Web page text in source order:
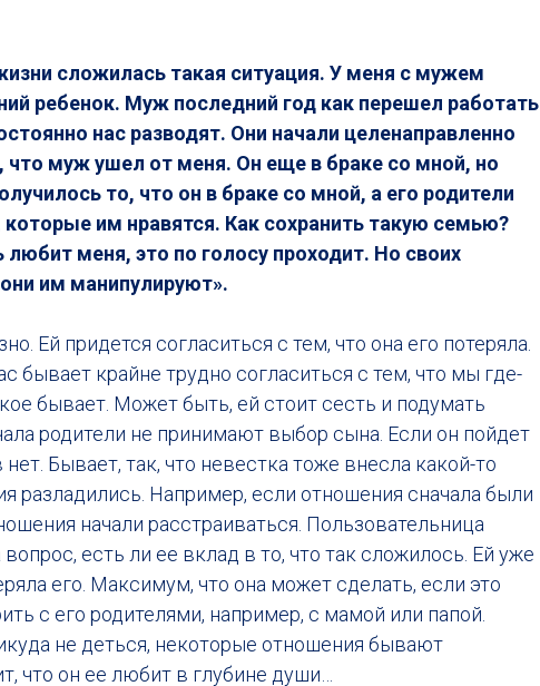
сложилась такая ситуация. У меня с мужем
ребенок. Муж последний год как перешел работать
нас разводят. Они начали целенаправленно
что муж ушел от меня. Он еще в браке со мной, но
то, что он в браке со мной, а его родители
им нравятся. Как сохранить такую семью?
меня, это по голосу проходит. Но своих
им манипулируют».
Ей придется согласиться с тем, что она его потеряла.
бывает крайне трудно согласиться с тем, что мы где-
бывает. Может быть, ей стоит сесть и подумать
родители не принимают выбор сына. Если он пойдет
Бывает, так, что невестка тоже внесла какой-то
разладились. Например, если отношения сначала были
начали расстраиваться. Пользовательница
есть ли ее вклад в то, что так сложилось. Ей уже
его. Максимум, что она может сделать, если это
с его родителями, например, с мамой или папой.
не деться, некоторые отношения бывают
что он ее любит в глубине души…